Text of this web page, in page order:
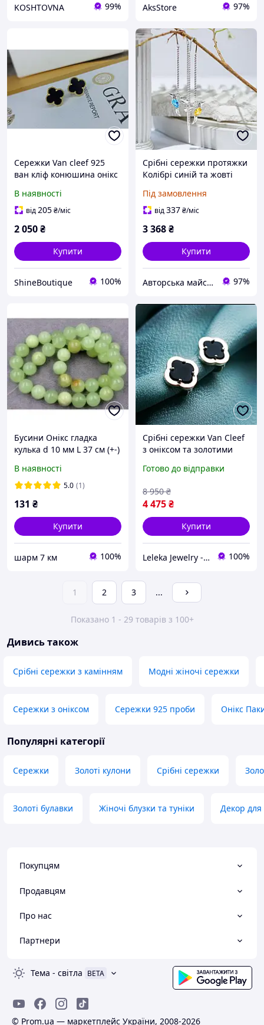
KOSHTOVNA 99% AksStore 97%
Сережки Van cleef 925
ван кліф конюшина онікс
замочок
В наявності
від205₴/міс
2 050₴
Купити
ShineBoutique 100%
Срібні сережки протяжки
Колібрі синій та жовті
Під замовлення
від337₴/міс
3 368₴
Купити
Авторська майстерня OLOK silver jewerly 97%
Бусини Онікс гладка
кулька d 10 мм L 37 см (+-)
В наявності
5.0 (1)
131 ₴
Купити
шарм 7 км 100%
Срібні сережки Van Cleef
з оніксом та золотими
Готово до відправки
4 475₴
8 950 ₴
Купити
Leleka Jewelry - інтернет магазин ювелірних виробів 100%
1 2 3 ...
Показано 1 - 29 товарів з 100+
Дивись також
Срібні сережки з камінням Модні жіночі сережки
Сережки з оніксом Сережки 925 проби Онікс
Популярні категорії
Сережки Золоті кулони Срібні сережки
Золоті булавки Жіночі блузки та туніки Декор для
Покупцям
Продавцям
Про нас
Партнери
Тема - світла BETA
© Prom.ua — маркетплейс України, 2008-2026